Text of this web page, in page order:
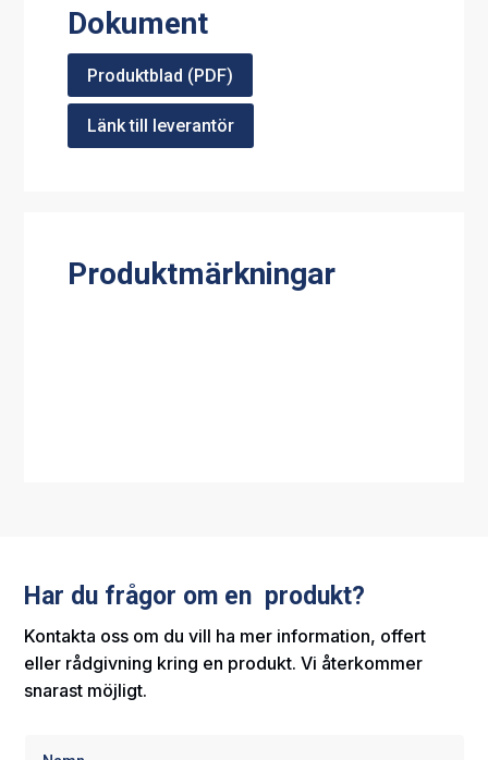
Dokument
Produktblad (PDF)
Länk till leverantör
Produktmärkningar
Har du frågor om en produkt?
Kontakta oss om du vill ha mer information, offert
eller rådgivning kring en produkt. Vi återkommer
snarast möjligt.